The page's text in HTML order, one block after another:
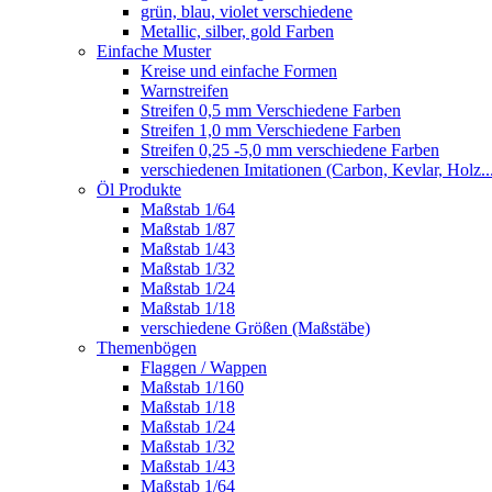
grün, blau, violet verschiedene
Metallic, silber, gold Farben
Einfache Muster
Kreise und einfache Formen
Warnstreifen
Streifen 0,5 mm Verschiedene Farben
Streifen 1,0 mm Verschiedene Farben
Streifen 0,25 -5,0 mm verschiedene Farben
verschiedenen Imitationen (Carbon, Kevlar,
Öl Produkte
Maßstab 1/64
Maßstab 1/87
Maßstab 1/43
Maßstab 1/32
Maßstab 1/24
Maßstab 1/18
verschiedene Größen (Maßstäbe)
Themenbögen
Flaggen / Wappen
Maßstab 1/160
Maßstab 1/18
Maßstab 1/24
Maßstab 1/32
Maßstab 1/43
Maßstab 1/64